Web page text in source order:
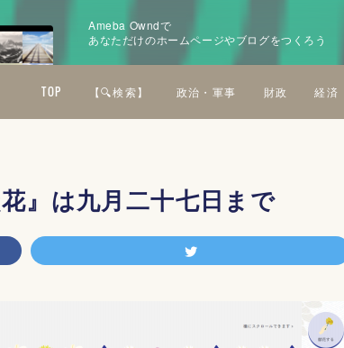
Ameba Owndで
あなただけのホームページやブログをつくろう
TOP 【🔍検索】 政治・軍事 財政 経済
』は九月二十七日まで